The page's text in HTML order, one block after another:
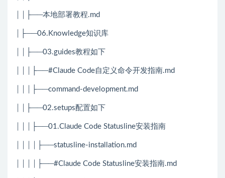
││├──本地部署教程.md
│├──06.Knowledge知识库
││├──03.guides教程如下
│││├──#Claude Code自定义命令开发指南.md
│││├──command-development.md
││├──02.setups配置如下
│││├──01.Claude Code Statusline安装指南
││││├──statusline-installation.md
││││├──#Claude Code Statusline安装指南.md